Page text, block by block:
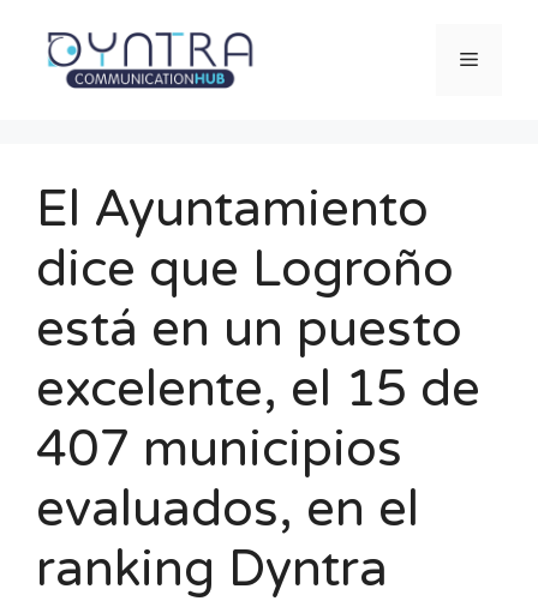
contenido
Menú
El Ayuntamiento
dice que Logroño
está en un puesto
excelente, el 15 de
407 municipios
evaluados, en el
ranking Dyntra